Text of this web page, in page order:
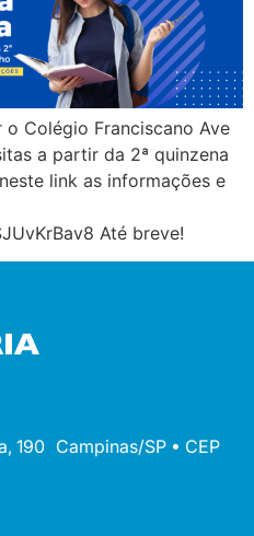
o Colégio Franciscano Ave
a partir da 2ª quinzena
link as informações e
Até breve!
190 Campinas/SP • CEP